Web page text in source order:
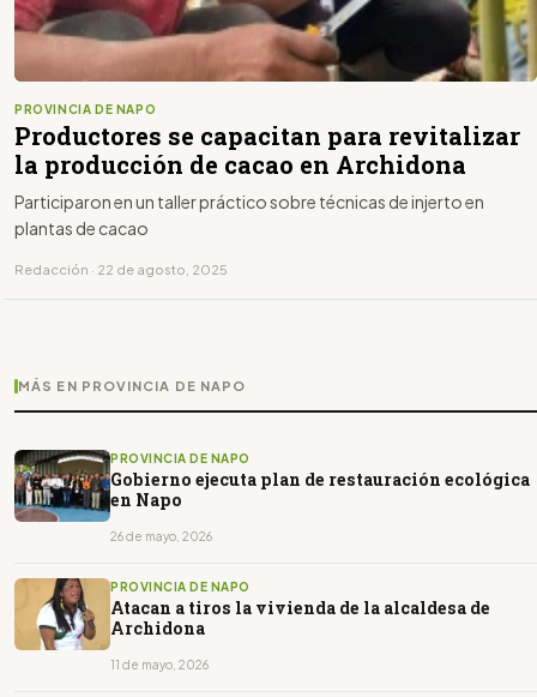
PROVINCIA DE NAPO
Productores se capacitan para revitalizar
la producción de cacao en Archidona
Participaron en un taller práctico sobre técnicas de injerto en
plantas de cacao
Redacción · 22 de agosto, 2025
MÁS EN PROVINCIA DE NAPO
PROVINCIA DE NAPO
Gobierno ejecuta plan de restauración ecológica
en Napo
26 de mayo, 2026
PROVINCIA DE NAPO
Atacan a tiros la vivienda de la alcaldesa de
Archidona
11 de mayo, 2026